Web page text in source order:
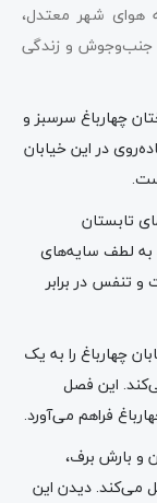
هوای شهر معتدل،
جنب‌وجوش و زندگی
چهارباغ سرسبز و
در این خیابان
تابستان
به لطف سایه‌های
و تنفس در برابر
چهارباغ را به یک
این فصل
فراهم می‌آورد.
و بارش برف،
می‌کند. دیدن این